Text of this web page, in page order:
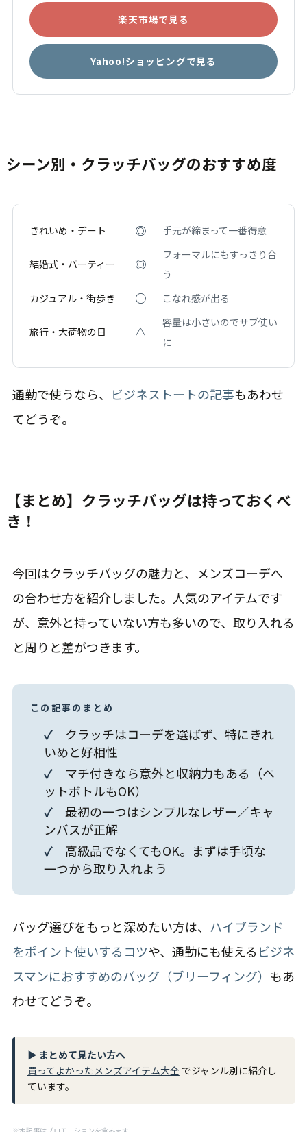
楽天市場で見る
Yahoo!ショッピングで見る
シーン別・クラッチバッグのおすすめ度
きれいめ・デート ◎ 手元が締まって一番得意
結婚式・パーティー ◎
フォーマルにもすっきり合
う
カジュアル・街歩き
○ こなれ感が出る
旅行・大荷物の日 △
容量は小さいのでサブ使い
に
通勤で使うなら、 ビジネストートの記事もあわせ
てどうぞ。
【まとめ】クラッチバッグは持っておくべ
き！
今回はクラッチバッグの魅力と、メンズコーデへ
の合わせ方を紹介しました。人気のアイテムです
が、意外と持っていない方も多いので、取り入れる
と周りと差がつきます。
この記事のまとめ
✓クラッチはコーデを選ばず、特にきれ
いめと好相性
✓マチ付きなら意外と収納力もある（ペ
ットボトルもOK）
✓最初の一つはシンプルなレザー／キャ
ンバスが正解
✓高級品でなくてもOK。まずは手頃な
一つから取り入れよう
バッグ選びをもっと深めたい方は、 ハイブランド
をポイント使いするコツや、通勤にも使える ビジネ
スマンにおすすめのバッグ（ブリーフィング） もあ
わせてどうぞ。
▶ まとめて見たい方へ
買ってよかったメンズアイテム大全 でジャンル別に紹介し
ています。